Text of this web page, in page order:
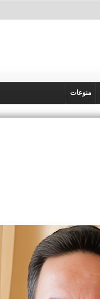
منوعات